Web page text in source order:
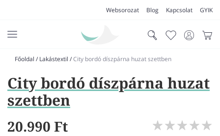
Websorozat Blog Kapcsolat GYIK
AKCIÓK
SZŐNYEG
Főoldal / Lakástextil /City bordó díszpárna huzat szettben
City bordó díszpárna huzat
szettben
20.990 Ft